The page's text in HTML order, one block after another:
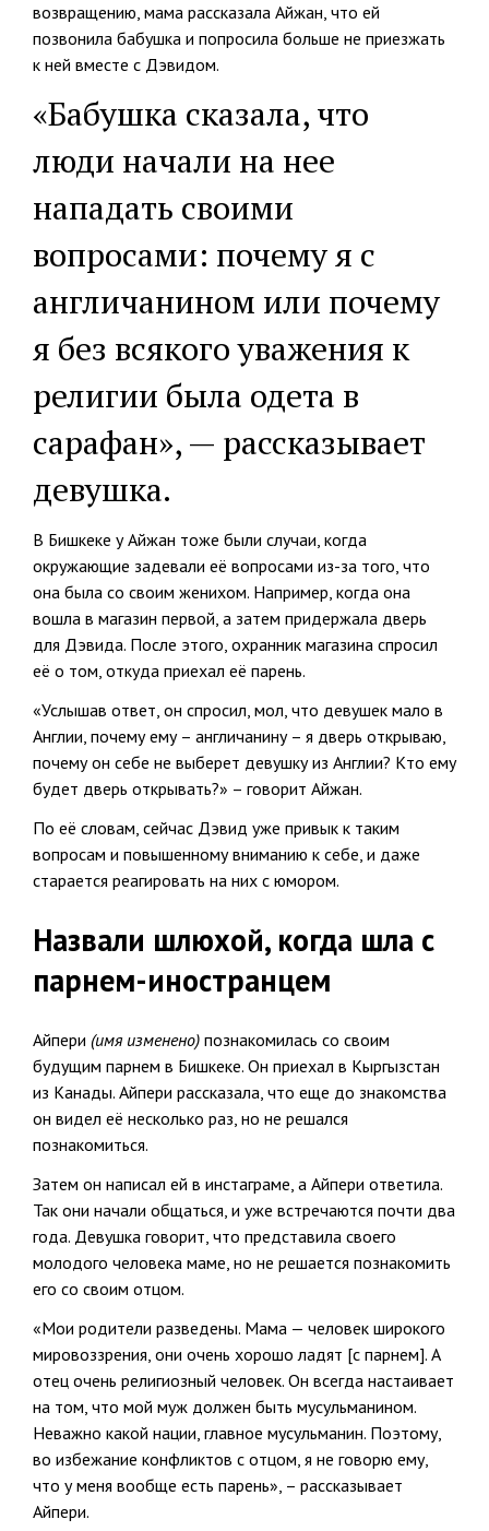
возвращению, мама рассказала Айжан, что ей
позвонила бабушка и попросила больше не приезжать
к ней вместе с Дэвидом.
«Бабушка сказала, что
люди начали на нее
нападать своими
вопросами: почему я с
англичанином или почему
я без всякого уважения к
религии была одета в
сарафан», — рассказывает
девушка.
В Бишкеке у Айжан тоже были случаи, когда
окружающие задевали её вопросами из-за того, что
она была со своим женихом. Например, когда она
вошла в магазин первой, а затем придержала дверь
для Дэвида. После этого, охранник магазина спросил
её о том, откуда приехал её парень.
«Услышав ответ, он спросил, мол, что девушек мало в
Англии, почему ему – англичанину – я дверь открываю,
почему он себе не выберет девушку из Англии? Кто ему
будет дверь открывать?» – говорит Айжан.
По её словам, сейчас Дэвид уже привык к таким
вопросам и повышенному вниманию к себе, и даже
старается реагировать на них с юмором.
Назвали шлюхой, когда шла с
парнем-иностранцем
Айпери (имя изменено) познакомилась со своим
будущим парнем в Бишкеке. Он приехал в Кыргызстан
из Канады. Айпери рассказала, что еще до знакомства
он видел её несколько раз, но не решался
познакомиться.
Затем он написал ей в инстаграме, а Айпери ответила.
Так они начали общаться, и уже встречаются почти два
года. Девушка говорит, что представила своего
молодого человека маме, но не решается познакомить
его со своим отцом.
«Мои родители разведены. Мама — человек широкого
мировоззрения, они очень хорошо ладят [с парнем]. А
отец очень религиозный человек. Он всегда настаивает
на том, что мой муж должен быть мусульманином.
Неважно какой нации, главное мусульманин. Поэтому,
во избежание конфликтов с отцом, я не говорю ему,
что у меня вообще есть парень», – рассказывает
Айпери.